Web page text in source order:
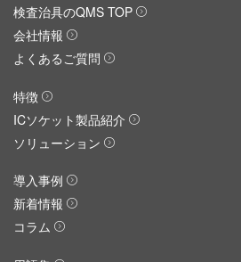
検査治具のQMS TOP
会社情報
よくあるご質問
特徴
ICソケット製品紹介
ソリューション
導入事例
新着情報
コラム